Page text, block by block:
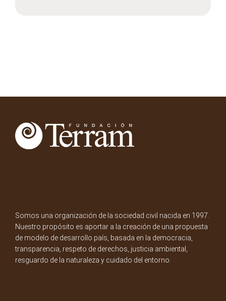
Somos una organización de la sociedad civil nacida en 1997.
Nuestro propósito es aportar a la creación de una propuesta
de modelo de desarrollo país, basada en la democracia,
transparencia, respeto de derechos, justicia ambiental,
resguardo de la naturaleza y cuidado del entorno.